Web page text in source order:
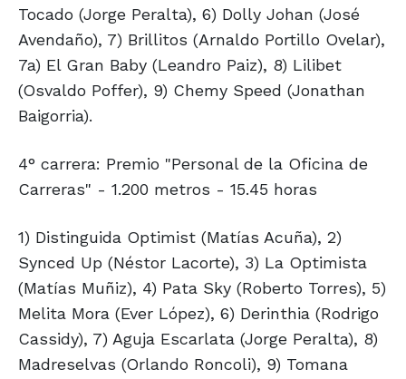
Tocado (Jorge Peralta), 6) Dolly Johan (José
Avendaño), 7) Brillitos (Arnaldo Portillo Ovelar),
7a) El Gran Baby (Leandro Paiz), 8) Lilibet
(Osvaldo Poffer), 9) Chemy Speed (Jonathan
Baigorria).
4° carrera: Premio "Personal de la Oficina de
Carreras" - 1.200 metros - 15.45 horas
1) Distinguida Optimist (Matías Acuña), 2)
Synced Up (Néstor Lacorte), 3) La Optimista
(Matías Muñiz), 4) Pata Sky (Roberto Torres), 5)
Melita Mora (Ever López), 6) Derinthia (Rodrigo
Cassidy), 7) Aguja Escarlata (Jorge Peralta), 8)
Madreselvas (Orlando Roncoli), 9) Tomana